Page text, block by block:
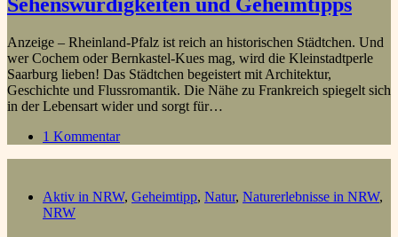
Anzeige – Rheinland-Pfalz ist reich an historischen Städtchen. Und
wer Cochem oder Bernkastel-Kues mag, wird die Kleinstadtperle
Saarburg lieben! Das Städtchen begeistert mit Architektur,
Geschichte und Flussromantik. Die Nähe zu Frankreich spiegelt sich
in der Lebensart wider und sorgt für…
1 Kommentar
Aktiv in NRW, Geheimtipp, Natur, Naturerlebnisse in NRW,
NRW